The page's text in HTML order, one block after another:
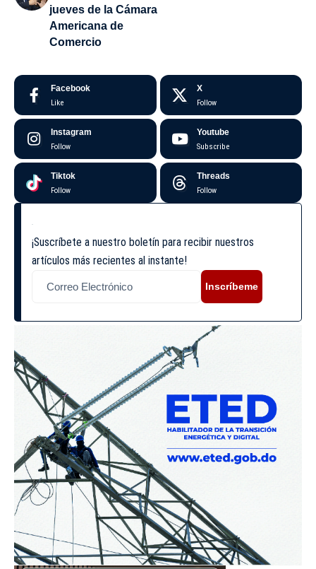
jueves de la Cámara
Americana de
Comercio
Facebook
Like
X
Follow
Instagram
Follow
Youtube
Subscribe
Tiktok
Follow
Threads
Follow
¡Suscríbete a nuestro boletín para recibir nuestros
artículos más recientes al instante!
Inscríbeme